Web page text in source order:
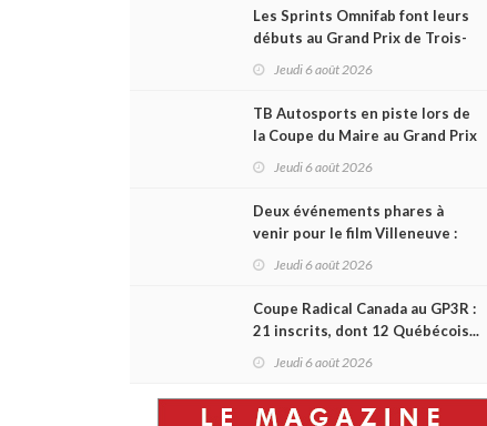
Les Sprints Omnifab font leurs
débuts au Grand Prix de Trois-
Rivières avec un format inspiré
Jeudi 6 août 2026
TB Autosports en piste lors de
la Coupe du Maire au Grand Prix
de Trois-Rivières
Jeudi 6 août 2026
Deux événements phares à
venir pour le film Villeneuve :
L'ascension d'une légende (+
Jeudi 6 août 2026
Coupe Radical Canada au GP3R :
21 inscrits, dont 12 Québécois...
et un premier gain d'Antoine
Jeudi 6 août 2026